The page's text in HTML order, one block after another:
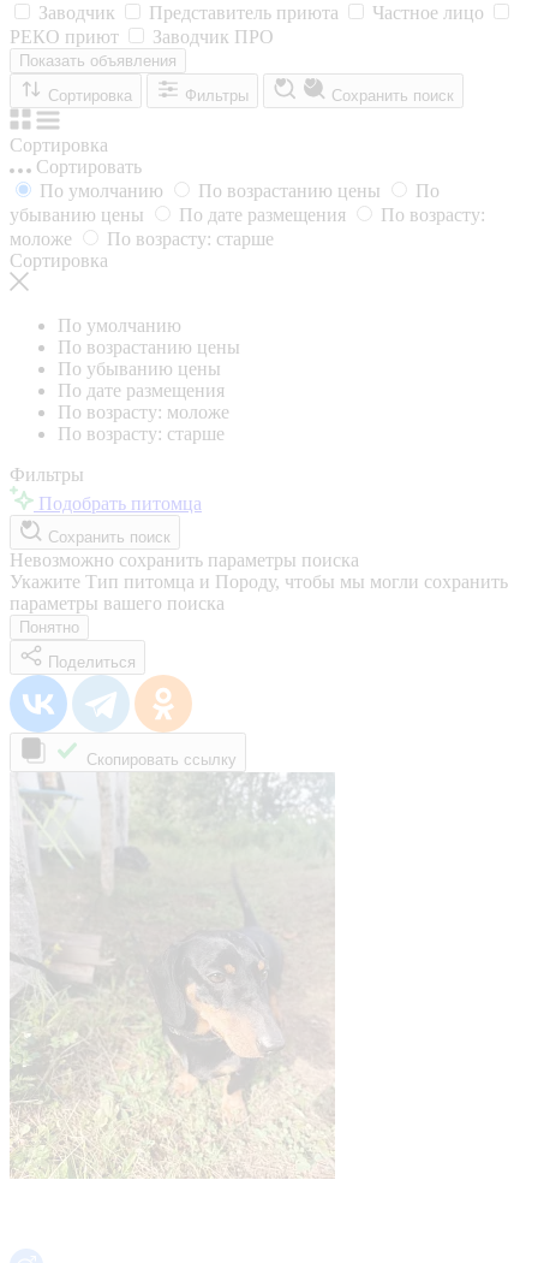
Заводчик
Представитель приюта
Частное лицо
РЕКО приют
Заводчик ПРО
Показать объявления
Сортировка
Фильтры Сохранить поиск
Сортировка
Сортировать
По умолчанию
По возрастанию цены
По
убыванию цены
По дате размещения
По возрасту:
моложе
По возрасту: старше
Сортировка
По умолчанию
По возрастанию цены
По убыванию цены
По дате размещения
По возрасту: моложе
По возрасту: старше
Фильтры
Подобрать питомца
Сохранить поиск
Невозможно сохранить параметры поиска
Укажите Тип питомца и Породу, чтобы мы могли сохранить
параметры вашего поиска
Понятно
Поделиться
Скопировать ссылку